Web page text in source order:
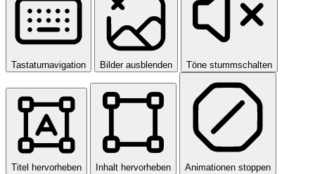
Tastaturnavigation Bilder ausblenden Töne stummschalten
Titel hervorheben Inhalt hervorheben Animationen stoppen